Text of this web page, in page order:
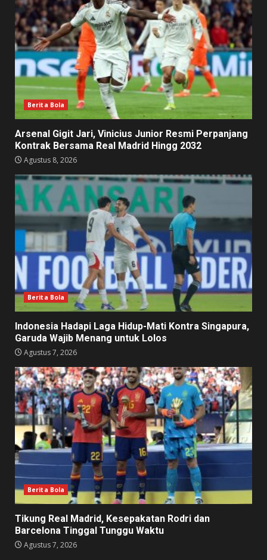
Berita Bola
Arsenal Gigit Jari, Vinicius Junior Resmi Perpanjang
Kontrak Bersama Real Madrid Hingg 2032
Agustus 8, 2026
Berita Bola
Indonesia Hadapi Laga Hidup-Mati Kontra Singapura,
Garuda Wajib Menang untuk Lolos
Agustus 7, 2026
Berita Bola
Tikung Real Madrid, Kesepakatan Rodri dan
Barcelona Tinggal Tunggu Waktu
Agustus 7, 2026